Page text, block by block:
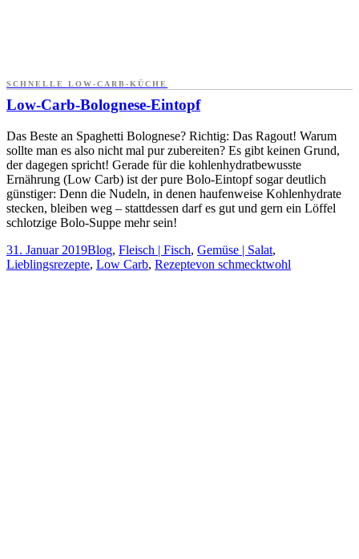
SCHNELLE LOW-CARB-KÜCHE
Low-Carb-Bolognese-Eintopf
Das Beste an Spaghetti Bolognese? Richtig: Das Ragout! Warum
sollte man es also nicht mal pur zubereiten? Es gibt keinen Grund,
der dagegen spricht! Gerade für die kohlenhydratbewusste
Ernährung (Low Carb) ist der pure Bolo-Eintopf sogar deutlich
günstiger: Denn die Nudeln, in denen haufenweise Kohlenhydrate
stecken, bleiben weg – stattdessen darf es gut und gern ein Löffel
schlotzige Bolo-Suppe mehr sein!
31. Januar 2019Blog, Fleisch | Fisch, Gemüse | Salat,
Lieblingsrezepte, Low Carb, Rezeptevon schmecktwohl